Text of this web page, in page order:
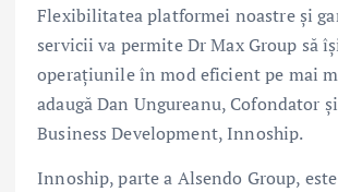
Flexibilitatea platformei noastre și
servicii va permite Dr Max Group să
operațiunile în mod eficient pe mai
adaugă Dan Ungureanu, Cofondator
Business Development, Innoship.
Innoship, parte a Alsendo Group,